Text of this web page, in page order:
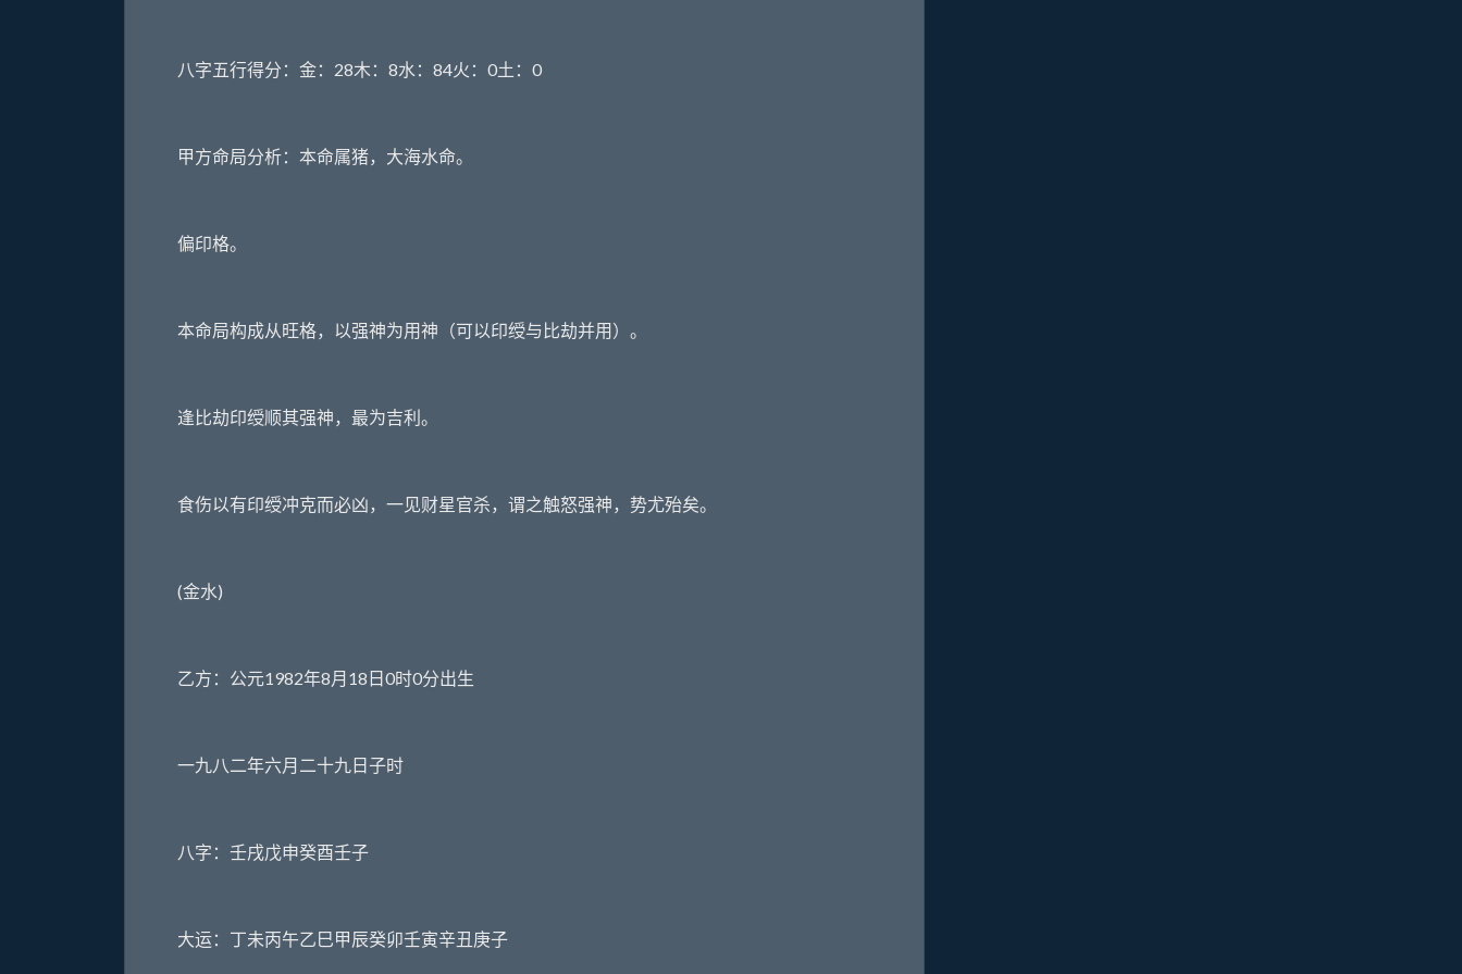
八字五行得分：金：28木：8水：84火：0土：0
甲方命局分析：本命属猪，大海水命。
偏印格。
本命局构成从旺格，以强神为用神（可以印绶与比劫并用）。
逢比劫印绶顺其强神，最为吉利。
食伤以有印绶冲克而必凶，一见财星官杀，谓之触怒强神，势尤殆矣。
(金水)
乙方：公元1982年8月18日0时0分出生
一九八二年六月二十九日子时
八字：壬戌戊申癸酉壬子
大运：丁未丙午乙巳甲辰癸卯壬寅辛丑庚子